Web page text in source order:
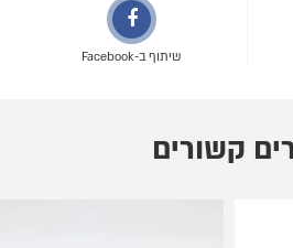
שיתוף ב-Facebook
קשורים